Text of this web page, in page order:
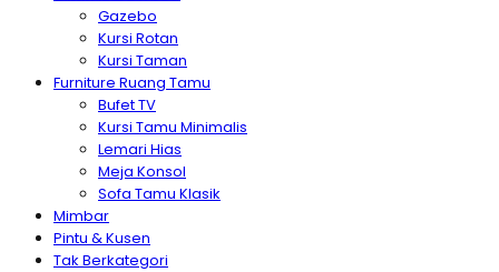
Gazebo
Kursi Rotan
Kursi Taman
Furniture Ruang Tamu
Bufet TV
Kursi Tamu Minimalis
Lemari Hias
Meja Konsol
Sofa Tamu Klasik
Mimbar
Pintu & Kusen
Tak Berkategori